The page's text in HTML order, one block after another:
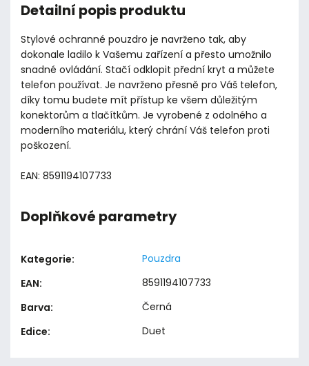
Detailní popis produktu
Stylové ochranné pouzdro je navrženo tak, aby
dokonale ladilo k Vašemu zařízení a přesto umožnilo
snadné ovládání. Stačí odklopit přední kryt a můžete
telefon používat. Je navrženo přesně pro Váš telefon,
díky tomu budete mít přístup ke všem důležitým
konektorům a tlačítkům. Je vyrobené z odolného a
moderního materiálu, který chrání Váš telefon proti
poškození.
EAN: 8591194107733
Doplňkové parametry
Kategorie:
Pouzdra
EAN:
8591194107733
Barva:
Černá
Edice: Duet